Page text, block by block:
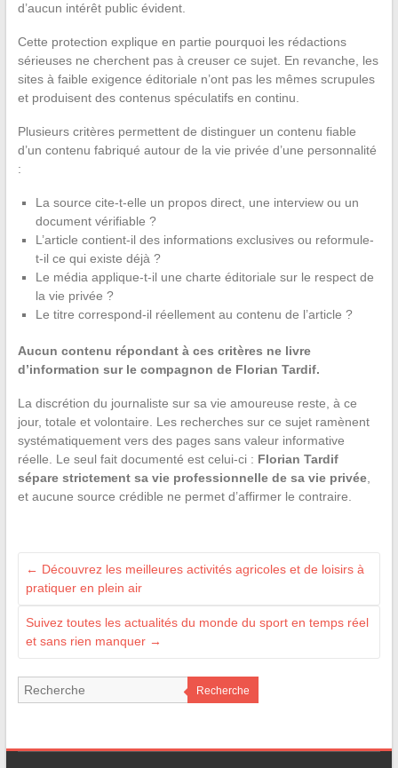
d’aucun intérêt public évident.
Cette protection explique en partie pourquoi les rédactions
sérieuses ne cherchent pas à creuser ce sujet. En revanche, les
sites à faible exigence éditoriale n’ont pas les mêmes scrupules
et produisent des contenus spéculatifs en continu.
Plusieurs critères permettent de distinguer un contenu fiable
d’un contenu fabriqué autour de la vie privée d’une personnalité
:
La source cite-t-elle un propos direct, une interview ou un
document vérifiable ?
L’article contient-il des informations exclusives ou reformule-
t-il ce qui existe déjà ?
Le média applique-t-il une charte éditoriale sur le respect de
la vie privée ?
Le titre correspond-il réellement au contenu de l’article ?
Aucun contenu répondant à ces critères ne livre
d’information sur le compagnon de Florian Tardif.
La discrétion du journaliste sur sa vie amoureuse reste, à ce
jour, totale et volontaire. Les recherches sur ce sujet ramènent
systématiquement vers des pages sans valeur informative
réelle. Le seul fait documenté est celui-ci : Florian Tardif
sépare strictement sa vie professionnelle de sa vie privée,
et aucune source crédible ne permet d’affirmer le contraire.
← Découvrez les meilleures activités agricoles et de loisirs à
pratiquer en plein air
Suivez toutes les actualités du monde du sport en temps réel
et sans rien manquer →
Recherche